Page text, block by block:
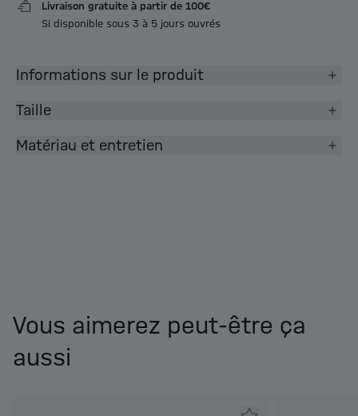
Livraison gratuite à partir de 100€
Si disponible sous 3 à 5 jours ouvrés
Informations sur le produit
Taille
Matériau et entretien
Vous aimerez peut-être ça
aussi